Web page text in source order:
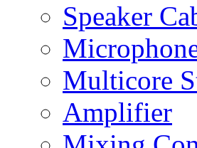
Speaker
Multicore
Amplifier